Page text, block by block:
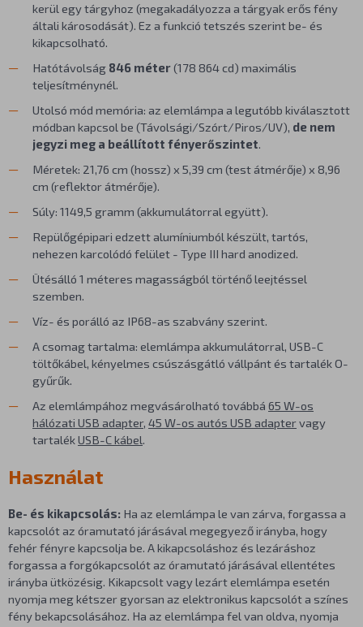
kerül egy tárgyhoz (megakadályozza a tárgyak erős fény
általi károsodását). Ez a funkció tetszés szerint be- és
kikapcsolható.
Hatótávolság 846 méter(178 864 cd) maximális
teljesítménynél.
Utolsó mód memória: az elemlámpa a legutóbb kiválasztott
módban kapcsol be (Távolsági/Szórt/Piros/UV), de nem
jegyzi meg a beállított fényerőszintet.
Méretek: 21,76 cm (hossz) x 5,39 cm (test átmérője) x 8,96
cm (reflektor átmérője).
Súly: 1149,5 gramm (akkumulátorral együtt).
Repülőgépipari edzett alumíniumból készült, tartós,
nehezen karcolódó felület - Type III hard anodized.
Ütésálló 1 méteres magasságból történő leejtéssel
szemben.
Víz- és porálló az IP68-as szabvány szerint.
A csomag tartalma: elemlámpa akkumulátorral, USB-C
töltőkábel, kényelmes csúszásgátló vállpánt és tartalék O-
gyűrűk.
Az elemlámpához megvásárolható továbbá 65 W-os
hálózati USB adapter, 45 W-os autós USB adaptervagy
tartalékUSB-C kábel.
Használat
Be- és kikapcsolás: Ha az elemlámpa le van zárva, forgassa a
kapcsolót az óramutató járásával megegyező irányba, hogy
fehér fényre kapcsolja be. A kikapcsoláshoz és lezáráshoz
forgassa a forgókapcsolót az óramutató járásával ellentétes
irányba ütközésig. Kikapcsolt vagy lezárt elemlámpa esetén
nyomja meg kétszer gyorsan az elektronikus kapcsolót a színes
fény bekapcsolásához. Ha az elemlámpa fel van oldva, nyomja